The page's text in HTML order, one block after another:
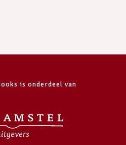
is onderdeel van